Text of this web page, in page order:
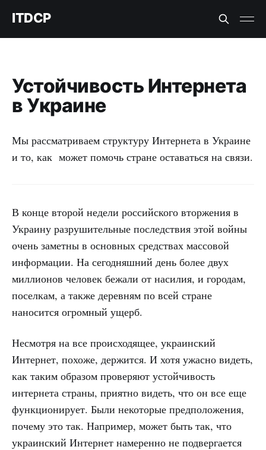
ITDCP
Устойчивость Интернета
в Украине
Мы рассматриваем структуру Интернета в Украине
и то, как может помочь стране оставаться на связи.
В конце второй недели российского вторжения в
Украину разрушительные последствия этой войны
очень заметны в основных средствах массовой
информации. На сегодняшний день более двух
миллионов человек бежали от насилия, и городам,
поселкам, а также деревням по всей стране
наносится огромный ущерб.
Несмотря на все происходящее, украинский
Интернет, похоже, держится. И хотя ужасно видеть,
как таким образом проверяют устойчивость
интернета страны, приятно видеть, что он все еще
функционирует. Были некоторые предположения,
почему это так. Например, может быть так, что
украинский Интернет намеренно не подвергается